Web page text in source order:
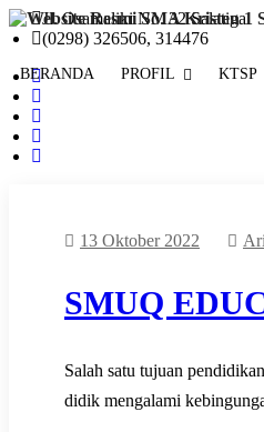
Jl. Osamaliki No. 32 Salatiga
(0298) 326506, 314476
BERANDA PROFIL KTSP
13 Oktober 2022
SMUQ
Salah satu tujuan
didik mengalami